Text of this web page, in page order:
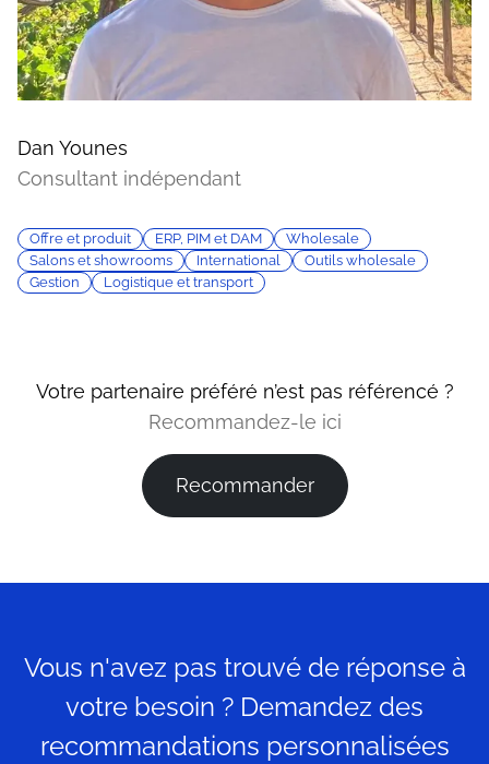
Dan Younes
Consultant indépendant
Offre et produit ERP, PIM et DAM
Wholesale
Salons et showrooms
International
Outils wholesale
Gestion
Logistique et transport
Votre partenaire préféré n’est pas référencé ?
Recommandez-le ici
Recommander
Vous n'avez pas trouvé de réponse à
votre besoin ? Demandez des
recommandations personnalisées